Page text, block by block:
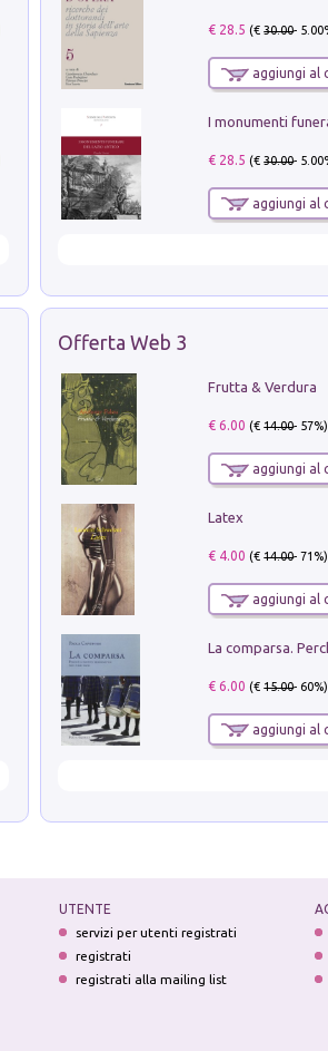
€ 28.5 (€30.00-
aggiungi al
€ 28.5 (€30.00-
aggiungi al
Offerta Web 3
Frutta & Verdura
€ 6.00 (€14.00- 57%)
aggiungi al
Latex
€ 4.00 (€14.00- 71%)
aggiungi al
€ 6.00 (€15.00- 60%)
aggiungi al
UTENTE
servizi per utenti registrati
registrati
registrati alla mailing list